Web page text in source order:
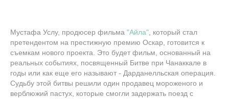
Мустафа Услу, продюсер фильма "Айла" , который стал
претендентом на престижную премию Оскар, готовится к
съемкам нового проекта. Это будет фильм, основанный на
реальных событиях, посвященный Битве при Чанаккале в
годы или как еще его называют - Дарданелльская операция.
Судьбу этой битвы решили один продавец мороженого и
верблюжий пастух, которые смогли задержать поезд с